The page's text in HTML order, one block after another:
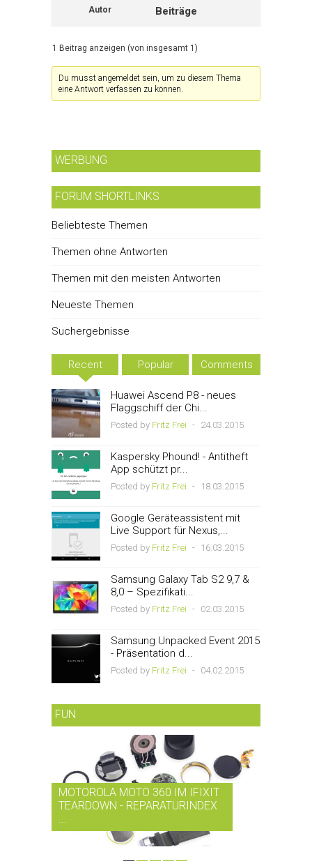
Autor Beiträge
1 Beitrag anzeigen (von insgesamt 1)
Du musst angemeldet sein, um zu diesem Thema
eine Antwort verfassen zu können.
WERBUNG
FORUM SHORTLINKS
Beliebteste Themen
Themen ohne Antworten
Themen mit den meisten Antworten
Neueste Themen
Suchergebnisse
Recent Popular Comments
Huawei Ascend P8 - neues
Flaggschiff der Chi...
Posted by Fritz Frei - 24.03.2015
Kaspersky Phound! - Antitheft
App schützt pr...
Posted by Fritz Frei - 18.03.2015
Google Geräteassistent mit
Live Support für Nexus,...
Posted by Fritz Frei - 16.03.2015
Samsung Galaxy Tab S2 9,7 &
8,0 – Spezifikati...
Posted by Fritz Frei - 02.03.2015
Samsung Unpacked Event 2015
- Präsentation d...
Posted by Fritz Frei - 04.02.2015
FUN
MOTOROLA MOTO 360 IM IFIXIT
TEARDOWN - REPARATURINDEX